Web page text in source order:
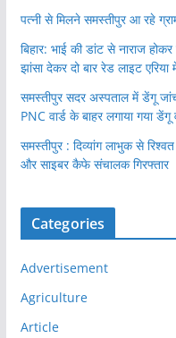
पत्नी से मिलने समस्तीपुर आ रहे
बिहार: भाई की डांट से नाराज
झांसा देकर दो बार रेड लाइट एरिया
समस्तीपुर सदर अस्पताल में डेंगू
PNC वार्ड के बाहर लगाया गया डेंगू
समस्तीपुर : दिव्यांग लाभुक से
और साइबर कैफे संचालक गिरफ्तार
Categories
Advertisement
Agriculture
Article